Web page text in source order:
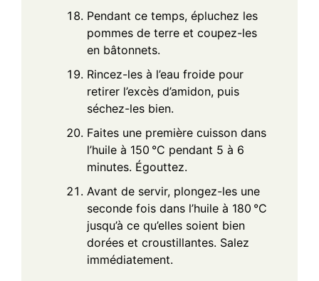
Pendant ce temps, épluchez les
pommes de terre et coupez-les
en bâtonnets.
Rincez-les à l’eau froide pour
retirer l’excès d’amidon, puis
séchez-les bien.
Faites une première cuisson dans
l’huile à 150 °C pendant 5 à 6
minutes. Égouttez.
Avant de servir, plongez-les une
seconde fois dans l’huile à 180 °C
jusqu’à ce qu’elles soient bien
dorées et croustillantes. Salez
immédiatement.